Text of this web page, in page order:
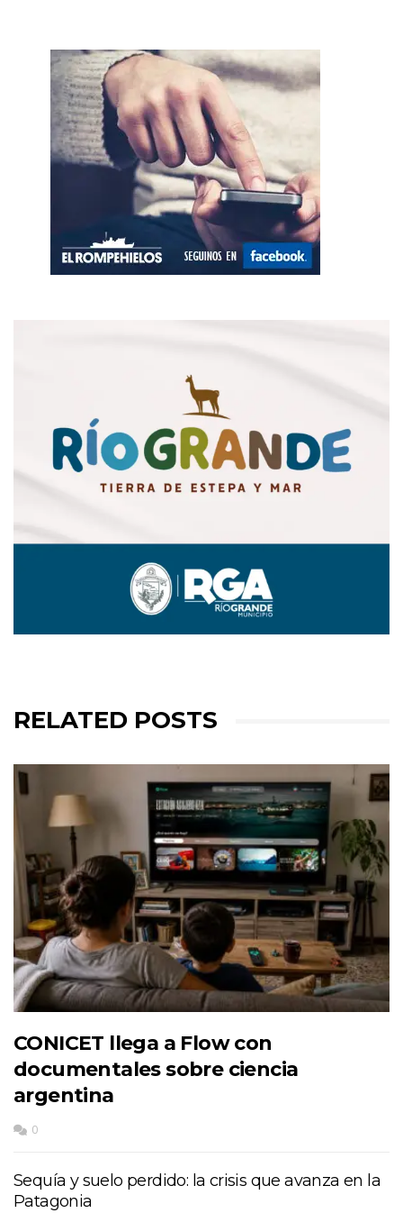
RELATED POSTS
CONICET llega a Flow con
documentales sobre ciencia
argentina
0
Sequía y suelo perdido: la crisis que avanza en la
Patagonia